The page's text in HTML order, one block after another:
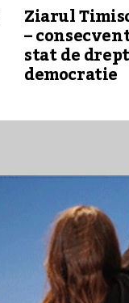
Ziarul
–
stat de
democratie